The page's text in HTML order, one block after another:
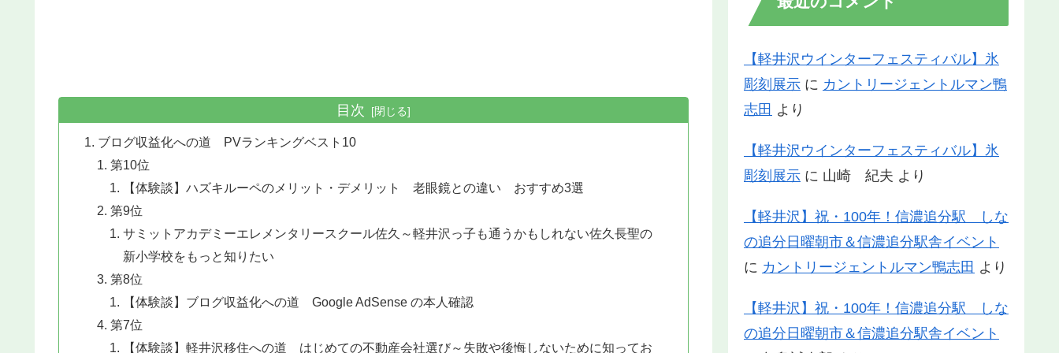
目次
ブログ収益化への道 PVランキングベスト10
第10位
【体験談】ハズキルーペのメリット・デメリット 老眼鏡との違い おすすめ3選
第9位
サミットアカデミーエレメンタリースクール佐久～軽井沢っ子も通うかもしれない佐久長聖の
新小学校をもっと知りたい
第8位
【体験談】ブログ収益化への道 Google AdSense の本人確認
第7位
【体験談】軽井沢移住への道 はじめての不動産会社選び～失敗や後悔しないために知ってお
【軽井沢ウインターフェスティバル】氷
彫刻展示 に カントリージェントルマン鴨
志田 より
【軽井沢ウインターフェスティバル】氷
彫刻展示 に 山崎 紀夫 より
【軽井沢】祝・100年！信濃追分駅 しな
の追分日曜朝市＆信濃追分駅舎イベント
に カントリージェントルマン鴨志田 より
【軽井沢】祝・100年！信濃追分駅 しな
の追分日曜朝市＆信濃追分駅舎イベント